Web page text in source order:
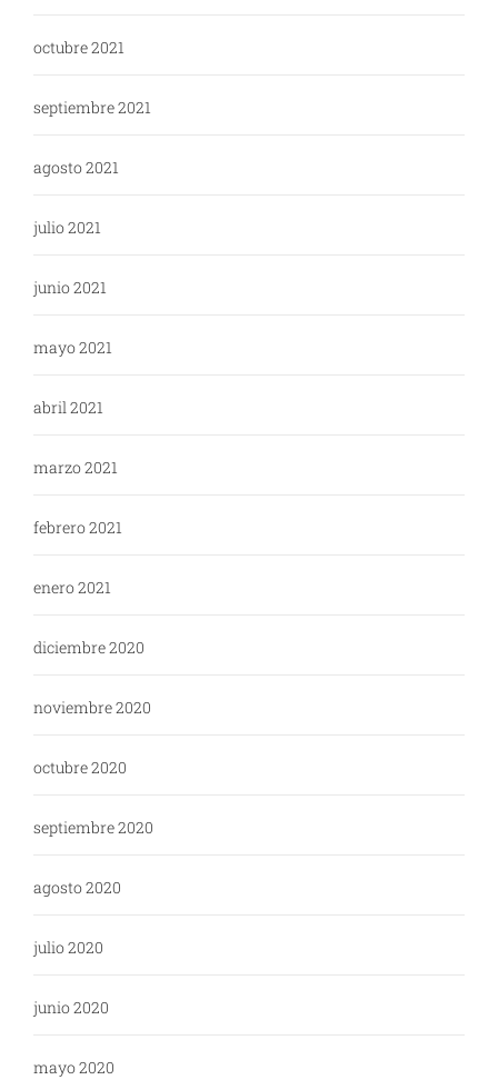
octubre 2021
septiembre 2021
agosto 2021
julio 2021
junio 2021
mayo 2021
abril 2021
marzo 2021
febrero 2021
enero 2021
diciembre 2020
noviembre 2020
octubre 2020
septiembre 2020
agosto 2020
julio 2020
junio 2020
mayo 2020